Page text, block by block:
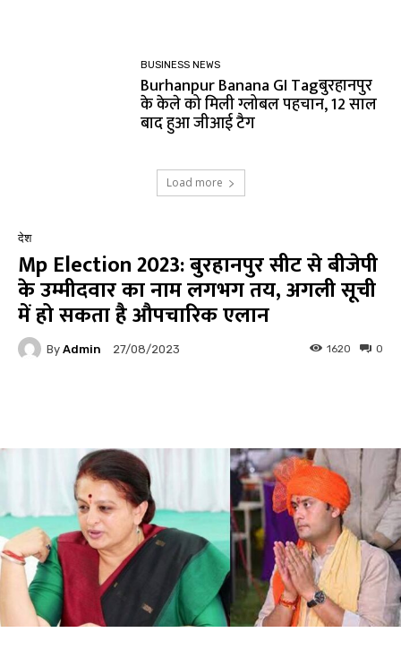
BUSINESS NEWS
Burhanpur Banana GI Tagबुरहानपुर
के केले को मिली ग्लोबल पहचान, 12 साल
बाद हुआ जीआई टैग
Load more
देश
Mp Election 2023: बुरहानपुर सीट से बीजेपी
के उम्मीदवार का नाम लगभग तय, अगली सूची
में हो सकता है औपचारिक एलान
By Admin 27/08/2023 0
1620